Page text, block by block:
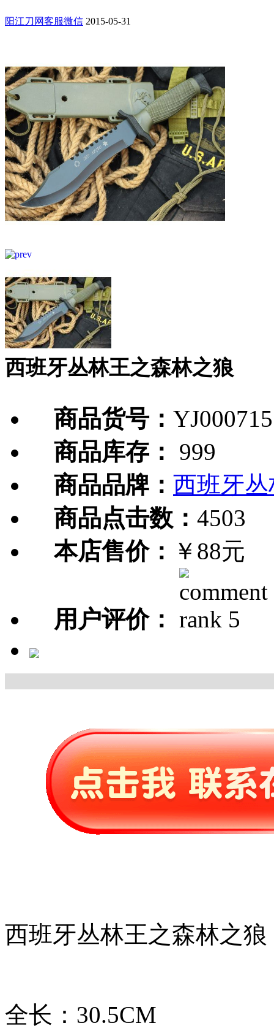
阳江刀网客服微信 2015-05-31
西班牙丛林王之森林之狼
商品货号： YJ000715
商品库存：
999
商品品牌： 西班牙
商品点击数： 4503
本店售价： ￥88元
用户评价：
西班牙丛林王之森林之狼
全长：30.5CM